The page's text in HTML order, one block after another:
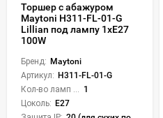
Торшер с абажуром
Maytoni H311-FL-01-G
Lillian под лампу 1xE27
100W
Бренд: Maytoni
Артикул: H311-FL-01-G
1
Цоколь: E27